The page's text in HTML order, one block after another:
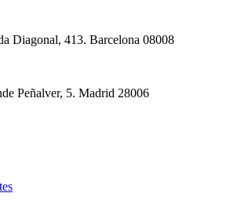
Diagonal, 413. Barcelona 08008
Peñalver, 5. Madrid 28006